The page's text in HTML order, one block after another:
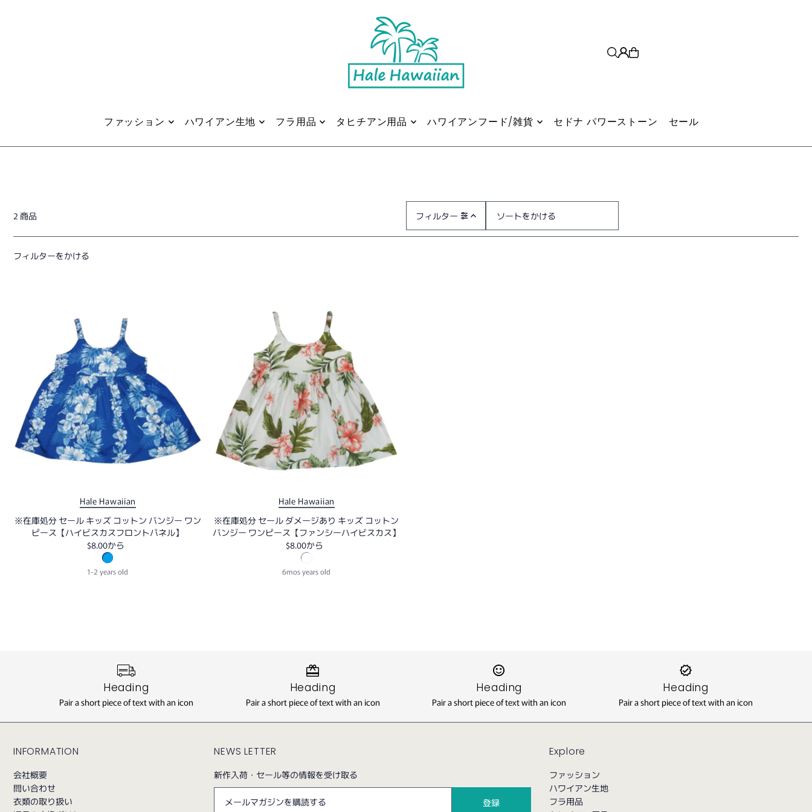
ファッション ハワイアン生地 フラ用品 タヒチアン用品 ハワイアンフード/雑貨 セドナ パワーストーン セール
2 商品
フィルター
オススメ
フィルターをかける
Hale Hawaiian
※在庫処分 セール キッズ コットン バンジー ワン
ピース【ハイビスカスフロントパネル】
$8.00から
1-2 years old
Hale Hawaiian
※在庫処分 セール ダメージあり キッズ コットン
バンジー ワンピース【ファンシーハイビスカス】
$8.00から
6mos years old
Heading
Pair a short piece of text with an icon
Heading
Pair a short piece of text with an icon
Heading
Pair a short piece of text with an icon
Heading
Pair a short piece of text with an icon
INFORMATION
会社概要
問い合わせ
衣類の取り扱い
NEWS LETTER
新作入荷・セール等の情報を受け取る
Explore
ファッション
ハワイアン生地
フラ用品